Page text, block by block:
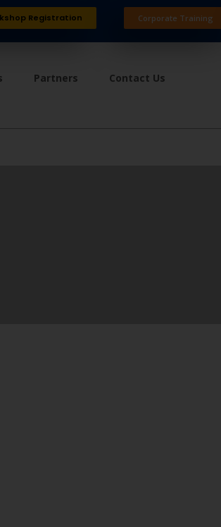
Registration Corporate Training
Partners Contact Us